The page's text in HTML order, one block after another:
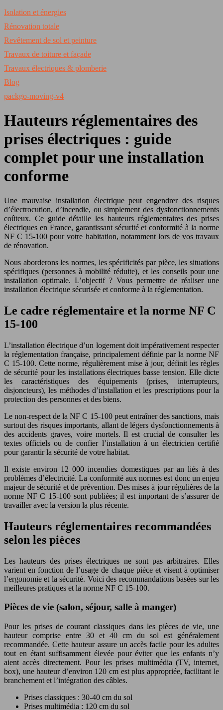
Isolation et énergies
Rénovation totale
Revêtement de sol et peinture
Travaux de toiture et façade
Travaux électriques & plomberie
Blog
packgo-moving-v4
Hauteurs réglementaires des
prises électriques : guide
complet pour une installation
conforme
Une mauvaise installation électrique peut engendrer des risques
d’électrocution, d’incendie, ou simplement des dysfonctionnements
coûteux. Ce guide détaille les hauteurs réglementaires des prises
électriques en France, garantissant sécurité et conformité à la norme
NF C 15-100 pour votre habitation, notamment lors de vos travaux
de rénovation.
Nous aborderons les normes, les spécificités par pièce, les situations
spécifiques (personnes à mobilité réduite), et les conseils pour une
installation optimale. L’objectif ? Vous permettre de réaliser une
installation électrique sécurisée et conforme à la réglementation.
Le cadre réglementaire et la norme NF C
15-100
L’installation électrique d’un logement doit impérativement respecter
la réglementation française, principalement définie par la norme NF
C 15-100. Cette norme, régulièrement mise à jour, définit les règles
de sécurité pour les installations électriques basse tension. Elle dicte
les caractéristiques des équipements (prises, interrupteurs,
disjoncteurs), les méthodes d’installation et les prescriptions pour la
protection des personnes et des biens.
Le non-respect de la NF C 15-100 peut entraîner des sanctions, mais
surtout des risques importants, allant de légers dysfonctionnements à
des accidents graves, voire mortels. Il est crucial de consulter les
textes officiels ou de confier l’installation à un électricien certifié
pour garantir la sécurité de votre habitat.
Il existe environ 12 000 incendies domestiques par an liés à des
problèmes d’électricité. La conformité aux normes est donc un enjeu
majeur de sécurité et de prévention. Des mises à jour régulières de la
norme NF C 15-100 sont publiées; il est important de s’assurer de
travailler avec la version la plus récente.
Hauteurs réglementaires recommandées
selon les pièces
Les hauteurs des prises électriques ne sont pas arbitraires. Elles
varient en fonction de l’usage de chaque pièce et visent à optimiser
l’ergonomie et la sécurité. Voici des recommandations basées sur les
meilleures pratiques et la norme NF C 15-100.
Pièces de vie (salon, séjour, salle à manger)
Pour les prises de courant classiques dans les pièces de vie, une
hauteur comprise entre 30 et 40 cm du sol est généralement
recommandée. Cette hauteur assure un accès facile pour les adultes
tout en étant suffisamment élevée pour éviter que les enfants n’y
aient accès directement. Pour les prises multimédia (TV, internet,
box), une hauteur d’environ 120 cm est plus appropriée, facilitant le
branchement et l’intégration des câbles.
Prises classiques : 30-40 cm du sol
Prises multimédia : 120 cm du sol